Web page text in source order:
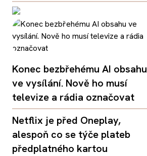
Konec bezbřehému AI obsahu
ve vysílání. Nově ho musí
televize a rádia označovat
Netflix je před Oneplay,
alespoň co se týče plateb
předplatného kartou